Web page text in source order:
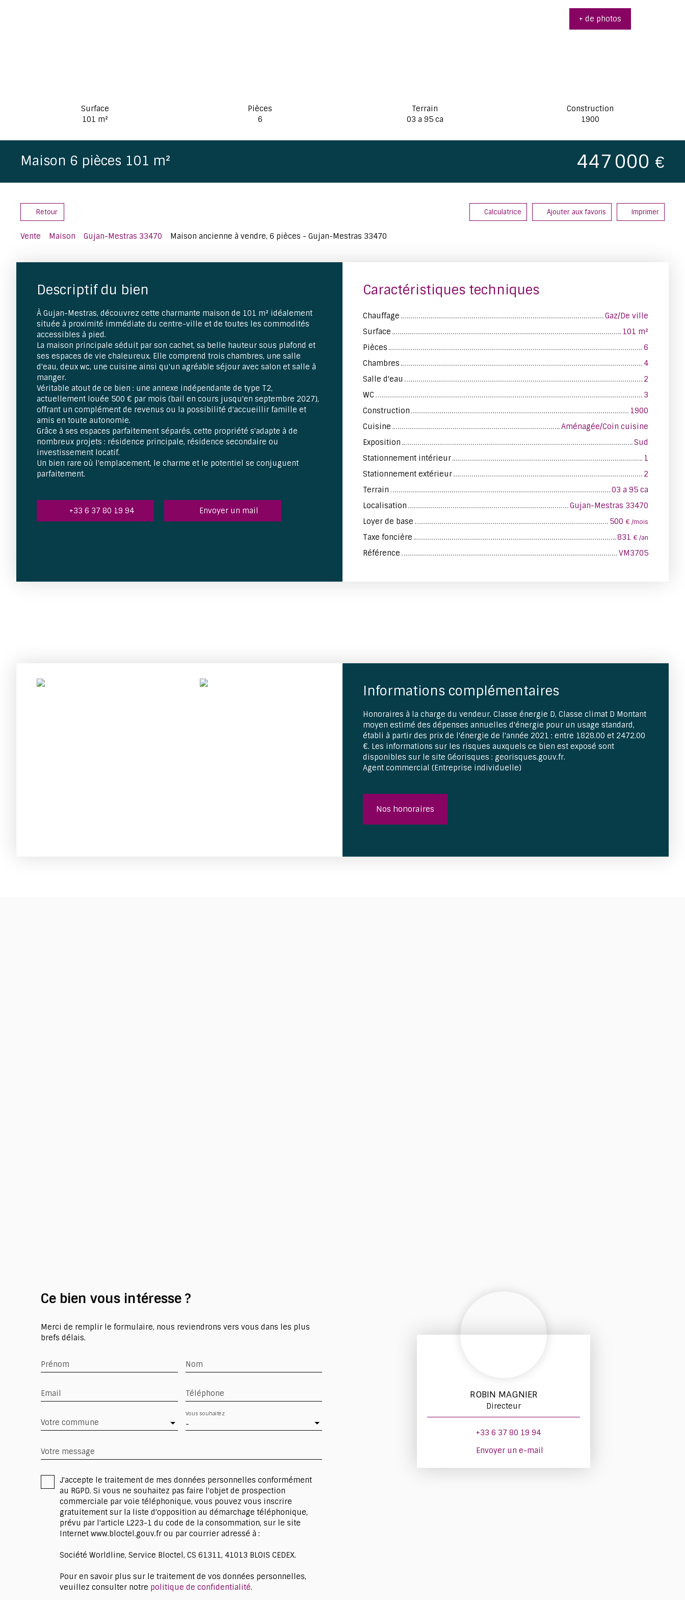
+ de photos
Surface
101 m²
Pièces
6
Terrain
03 a 95 ca
Construction
1900
Maison 6 pièces 101 m² 447 000 €
Retour Calculatrice Ajouter aux favoris Imprimer
Vente Maison Gujan-Mestras 33470 Maison ancienne à vendre, 6 pièces - Gujan-Mestras 33470
Descriptif du bien
À Gujan-Mestras, découvrez cette charmante maison de 101 m² idéalement
située à proximité immédiate du centre-ville et de toutes les commodités
accessibles à pied.
La maison principale séduit par son cachet, sa belle hauteur sous plafond et
ses espaces de vie chaleureux. Elle comprend trois chambres, une salle
d'eau, deux wc, une cuisine ainsi qu'un agréable séjour avec salon et salle à
manger.
Véritable atout de ce bien : une annexe indépendante de type T2,
actuellement louée 500 € par mois (bail en cours jusqu'en septembre 2027),
offrant un complément de revenus ou la possibilité d'accueillir famille et
amis en toute autonomie.
Grâce à ses espaces parfaitement séparés, cette propriété s'adapte à de
nombreux projets : résidence principale, résidence secondaire ou
investissement locatif.
Un bien rare où l'emplacement, le charme et le potentiel se conjuguent
parfaitement.
+33 6 37 80 19 94 Envoyer un mail
Caractéristiques techniques
Chauffage
Gaz/De ville
Surface
101 m²
Pièces
6
Chambres
4
Salle d'eau
2
WC
3
Construction
1900
Cuisine
Aménagée/Coin cuisine
Exposition
Sud
Stationnement intérieur
1
Stationnement extérieur
2
Terrain
03 a 95 ca
Localisation
Gujan-Mestras 33470
Loyer de base
500 € /mois
Taxe foncière 831 € /an
Référence VM3705
Informations complémentaires
Honoraires à la charge du vendeur. Classe énergie D, Classe climat D Montant
moyen estimé des dépenses annuelles d'énergie pour un usage standard,
établi à partir des prix de l'énergie de l'année 2021 : entre 1828.00 et 2472.00
€. Les informations sur les risques auxquels ce bien est exposé sont
disponibles sur le site Géorisques : georisques.gouv.fr.
Agent commercial (Entreprise individuelle)
Nos honoraires
Ce bien vous intéresse ?
Merci de remplir le formulaire, nous reviendrons vers vous dans les plus
brefs délais.
Prénom Nom
Email Téléphone
Votre commune -
Vous souhaitez
Votre message
J'accepte le traitement de mes données personnelles conformément
au RGPD. Si vous ne souhaitez pas faire l'objet de prospection
commerciale par voie téléphonique, vous pouvez vous inscrire
gratuitement sur la liste d'opposition au démarchage téléphonique,
prévu par l'article L223-1 du code de la consommation, sur le site
Internet www.bloctel.gouv.fr ou par courrier adressé à :
Société Worldline, Service Bloctel, CS 61311, 41013 BLOIS CEDEX.
Pour en savoir plus sur le traitement de vos données personnelles,
veuillez consulter notre politique de confidentialité.
ROBIN MAGNIER
Directeur
+33 6 37 80 19 94
Envoyer un e-mail